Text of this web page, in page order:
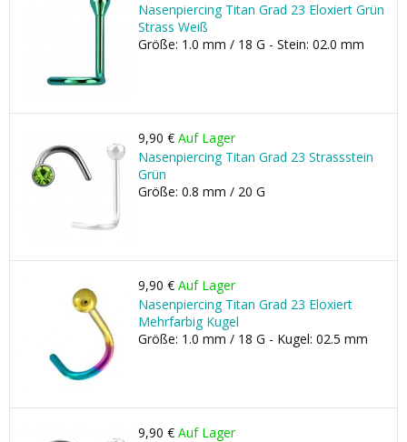
Nasenpiercing Titan Grad 23 Eloxiert Grün
Strass Weiß
Größe: 1.0 mm / 18 G - Stein: 02.0 mm
9,90 € Auf Lager
Nasenpiercing Titan Grad 23 Strassstein
Grün
Größe: 0.8 mm / 20 G
9,90 € Auf Lager
Nasenpiercing Titan Grad 23 Eloxiert
Mehrfarbig Kugel
Größe: 1.0 mm / 18 G - Kugel: 02.5 mm
9,90 € Auf Lager